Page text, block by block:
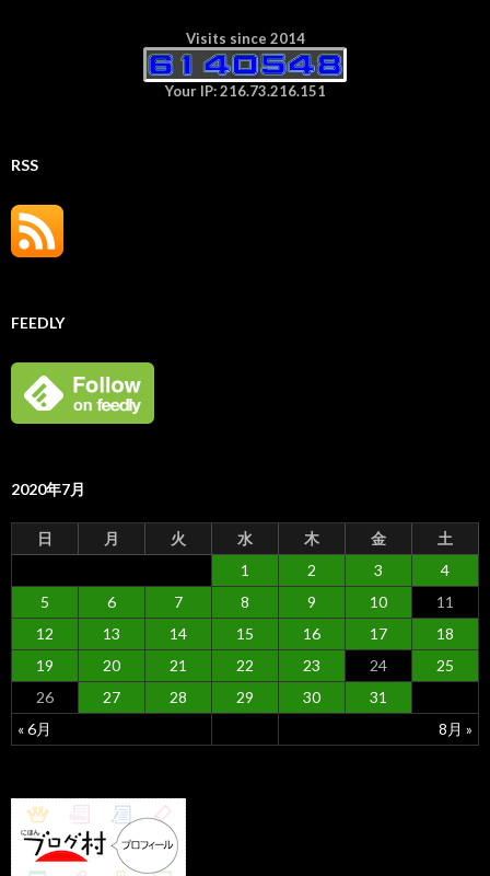
Visits since 2014
Your IP: 216.73.216.151
RSS
FEEDLY
2020年7月
日 月 火 水 木 金 土
« 6月 8月 »
1 2 3
4
5
6 7 8 9 10
11
12
13 14 15 16 17
18
19
20 21 22 23 24
25
26
27 28 29 30 31